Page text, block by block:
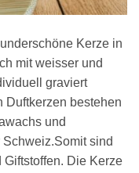
Kerze in
mit weisser und
graviert
Duftkerzen bestehen
und
sind
Die Kerze